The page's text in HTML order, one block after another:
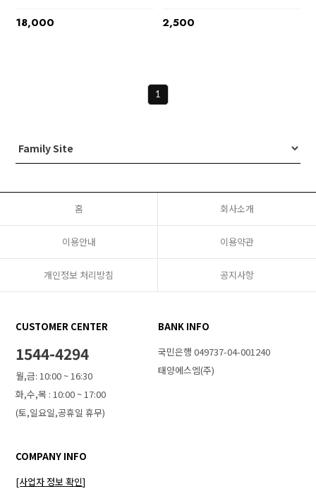
18,000 2,500
1
홈 회사소개
이용안내 이용약관
개인정보 처리방침 공지사항
CUSTOMER CENTER
1544-4294
월,금: 10:00 ~ 16:30
화,수,목 : 10:00 ~ 17:00
(토,일요일,공휴일 휴무)
BANK INFO
국민은행 049737-04-001240
태양에스엠(주)
COMPANY INFO
[사업자 정보 확인]